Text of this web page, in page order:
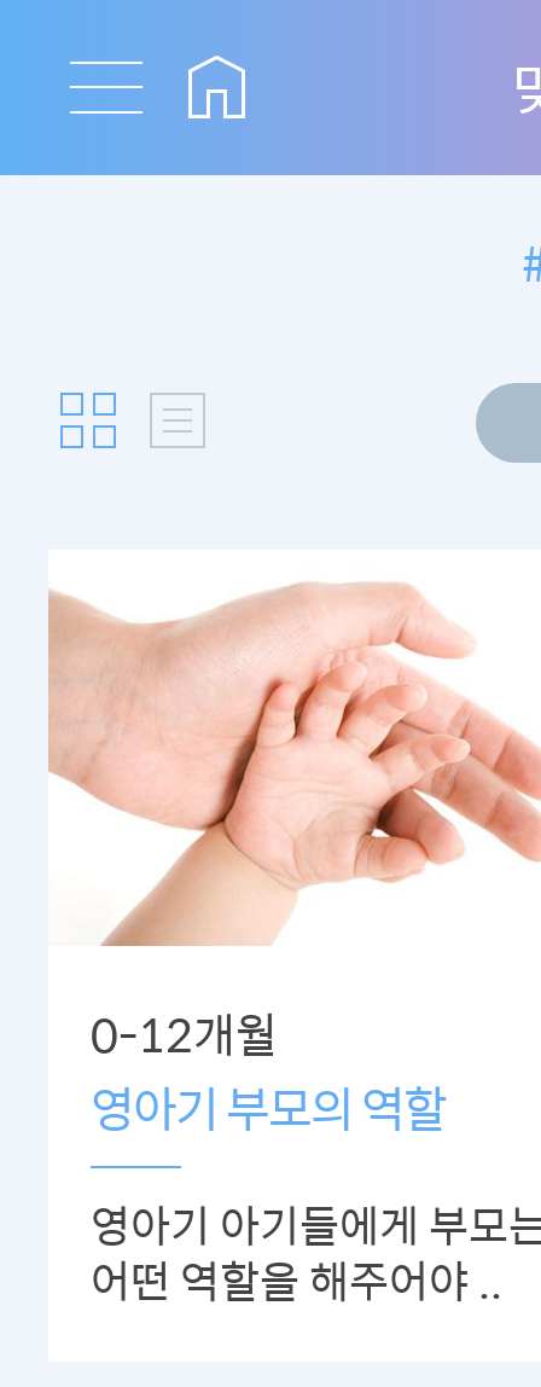
0-12개월
영아기 부모의 역할
영아기 아기들에게 부모
어떤 역할을 해주어야 ..